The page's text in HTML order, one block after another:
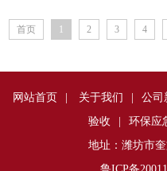
首页 1 2 3 4
网站首页 关于我们 公司
验收
环保应
地址：潍坊市